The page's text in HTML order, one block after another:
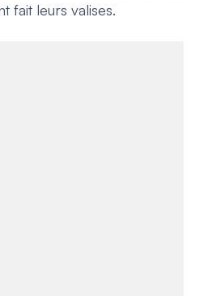
fait leurs valises.